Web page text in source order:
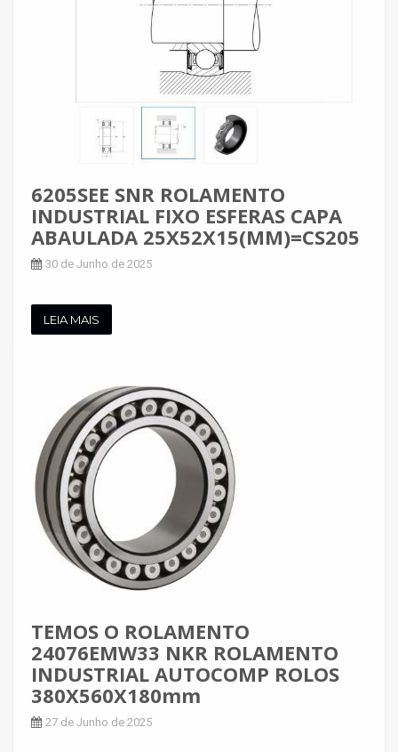
6205SEE SNR ROLAMENTO
INDUSTRIAL FIXO ESFERAS CAPA
ABAULADA 25X52X15(MM)=CS205
30 de Junho de 2025
LEIA MAIS
TEMOS O ROLAMENTO
24076EMW33 NKR ROLAMENTO
INDUSTRIAL AUTOCOMP ROLOS
380X560X180mm
27 de Junho de 2025